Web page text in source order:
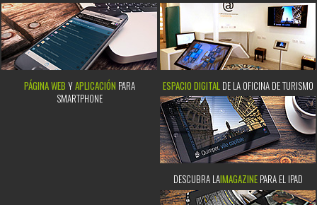
PÁGINA WEB YAPLICACIÓN PARA
SMARTPHONE
ESPACIO DIGITAL DE LA OFICINA DE TURISMO
DESCUBRA LAIMAGAZINEPARA EL IPAD